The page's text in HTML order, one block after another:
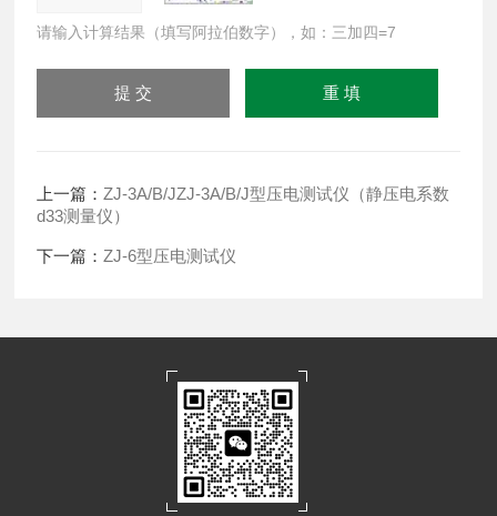
请输入计算结果（填写阿拉伯数字），如：三加四=7
上一篇：ZJ-3A/B/JZJ-3A/B/J型压电测试仪（静压电系数
d33测量仪）
下一篇：ZJ-6型压电测试仪